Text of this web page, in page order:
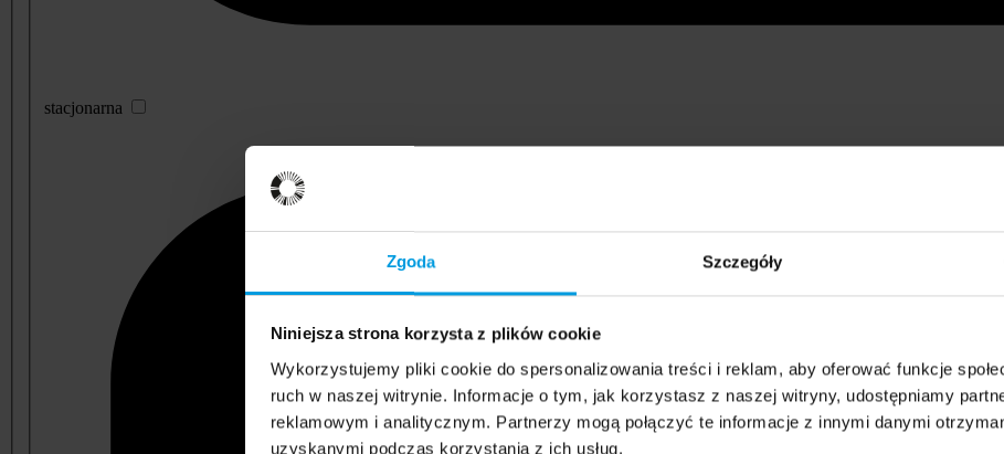
Zgoda Szczegóły
Niniejsza strona korzysta z plików cookie
Wykorzystujemy pliki cookie do spersonalizowania treści i reklam, aby oferować funkcje
ruch w naszej witrynie. Informacje o tym, jak korzystasz z naszej witryny, udostępniamy
reklamowym i analitycznym. Partnerzy mogą połączyć te informacje z innymi danymi
uzyskanymi podczas korzystania z ich usług.
stacjonarna